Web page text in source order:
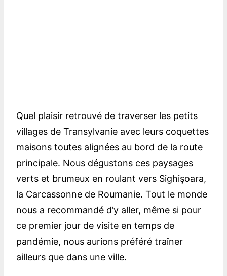
Quel plaisir retrouvé de traverser les petits
villages de Transylvanie avec leurs coquettes
maisons toutes alignées au bord de la route
principale. Nous dégustons ces paysages
verts et brumeux en roulant vers Sighişoara,
la Carcassonne de Roumanie. Tout le monde
nous a recommandé d’y aller, même si pour
ce premier jour de visite en temps de
pandémie, nous aurions préféré traîner
ailleurs que dans une ville.